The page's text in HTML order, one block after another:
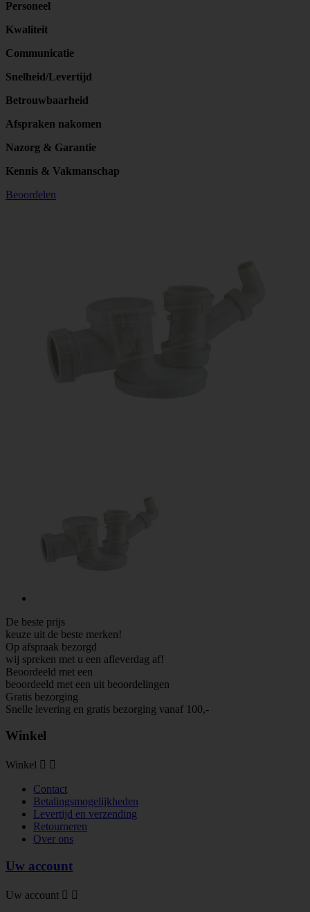
Personeel
Kwaliteit
Communicatie
Snelheid/Levertijd
Betrouwbaarheid
Afspraken nakomen
Nazorg & Garantie
Kennis & Vakmanschap
Beoordelen
De beste prijs
keuze uit de beste merken!
Op afspraak bezorgd
wij spreken met u een afleverdag af!
Beoordeeld met een
beoordeeld met een uit beoordelingen
Gratis bezorging
Snelle levering en gratis bezorging vanaf 100,-
Winkel
Winkel  
Contact
Betalingsmogelijkheden
Levertijd en verzending
Retourneren
Over ons
Uw account
Uw account  